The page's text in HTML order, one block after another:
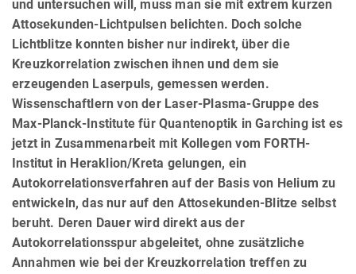
und untersuchen will, muss man sie mit extrem kurzen
Attosekunden-Lichtpulsen belichten. Doch solche
Lichtblitze konnten bisher nur indirekt, über die
Kreuzkorrelation zwischen ihnen und dem sie
erzeugenden Laserpuls, gemessen werden.
Wissenschaftlern von der Laser-Plasma-Gruppe des
Max-Planck-Institute für Quantenoptik in Garching ist es
jetzt in Zusammenarbeit mit Kollegen vom FORTH-
Institut in Heraklion/Kreta gelungen, ein
Autokorrelationsverfahren auf der Basis von Helium zu
entwickeln, das nur auf den Attosekunden-Blitze selbst
beruht. Deren Dauer wird direkt aus der
Autokorrelationsspur abgeleitet, ohne zusätzliche
Annahmen wie bei der Kreuzkorrelation treffen zu